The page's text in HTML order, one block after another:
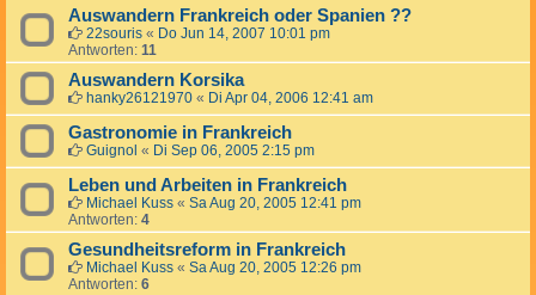
Auswandern Frankreich oder Spanien ??
22souris « Do Jun 14, 2007 10:01 pm
Antworten: 11
Auswandern Korsika
hanky26121970 « Di Apr 04, 2006 12:41 am
Gastronomie in Frankreich
Guignol « Di Sep 06, 2005 2:15 pm
Leben und Arbeiten in Frankreich
Michael Kuss « Sa Aug 20, 2005 12:41 pm
Antworten: 4
Gesundheitsreform in Frankreich
Michael Kuss « Sa Aug 20, 2005 12:26 pm
Antworten: 6